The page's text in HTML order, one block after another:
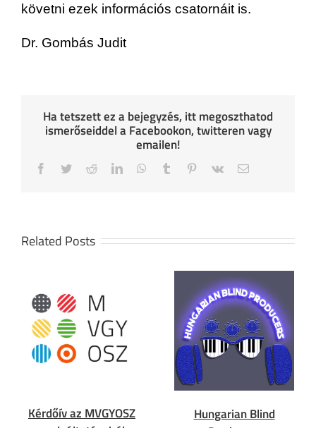
követni ezek információs csatornáit is.
Dr. Gombás Judit
Ha tetszett ez a bejegyzés, itt megoszthatod
ismerőseiddel a Facebookon, twitteren vagy
emailen!
Facebook
TwitterRedditLinkedInWhatsApp
Tumblr Pinterest
Vk Email
Related Posts
Kérdőív az MVGYOSZ
Hungarian Blind